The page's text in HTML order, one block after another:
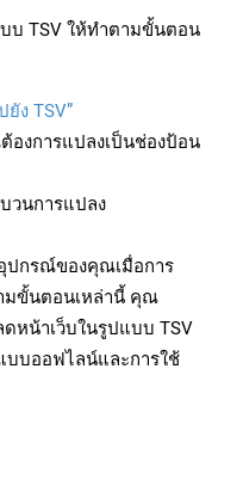
บ TSV ให้ทำตามขั้นตอน
ยัง TSV”
องการแปลงเป็นช่องป้อน
วนการแปลง
ปกรณ์ของคุณเมื่อการ
มขั้นตอนเหล่านี้ คุณ
หน้าเว็บในรูปแบบ TSV
บบออฟไลน์และการใช้